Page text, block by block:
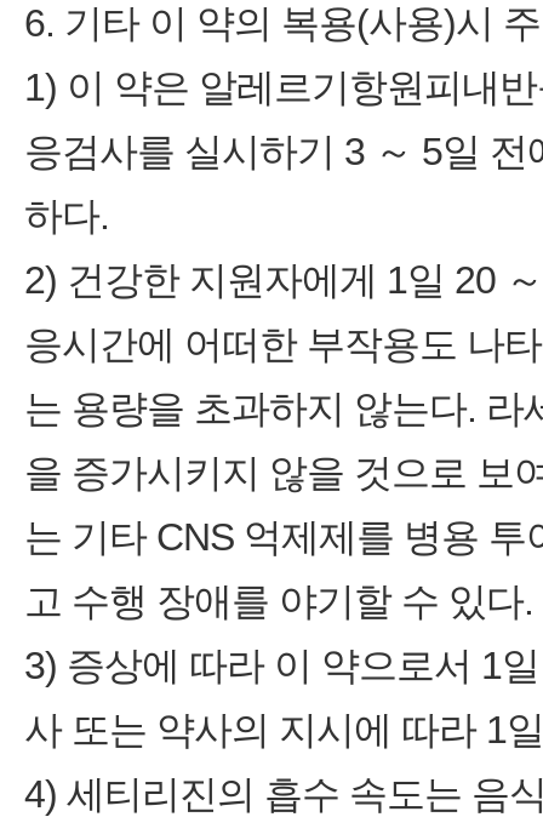
6. 기타 이 약의 복용(사용)시
1) 이 약은 알레르기항원피내
응검사를 실시하기 3 ～ 5일
하다.
2) 건강한 지원자에게 1일 20
응시간에 어떠한 부작용도 나
는 용량을 초과하지 않는다.
을 증가시키지 않을 것으로 보
는 기타 CNS 억제제를 병용
고 수행 장애를 야기할 수 있다.
3) 증상에 따라 이 약으로서 1
사 또는 약사의 지시에 따라 1
4) 세티리진의 흡수 속도는 음